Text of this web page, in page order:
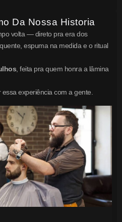
Da Nossa Historia
volta — direto pra era dos
espuma na medida e o ritual
, feita pra quem honra a lâmina
experiência com a gente.